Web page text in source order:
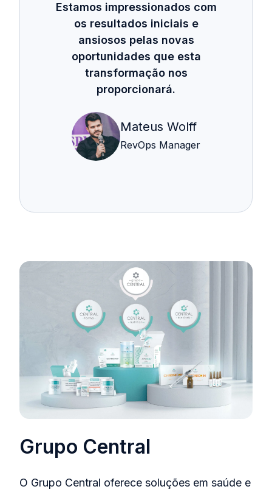
Estamos impressionados com
os resultados iniciais e
ansiosos pelas novas
oportunidades que esta
transformação nos
proporcionará.
Mateus Wolff
RevOps Manager
Grupo Central
O Grupo Central oferece soluções em saúde e